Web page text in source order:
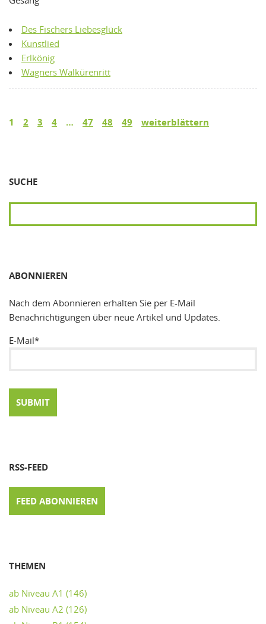
Des Fischers Liebesglück
Kunstlied
Erlkönig
Wagners Walkürenritt
1 2 3 4 … 47 48 49 weiterblättern
SUCHE
ABONNIEREN
Nach dem Abonnieren erhalten Sie per E-Mail
Benachrichtigungen über neue Artikel und Updates.
E-Mail*
RSS-FEED
FEED ABONNIEREN
THEMEN
ab Niveau A1 (146)
ab Niveau A2 (126)